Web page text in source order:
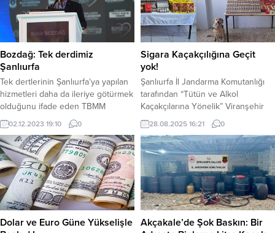
Bozdağ: Tek derdimiz
Şanlıurfa
Tek dertlerinin Şanlıurfa’ya yapılan
hizmetleri daha da ileriye götürmek
olduğunu ifade eden TBMM
Başkanvekili ve Şanlıurfa Milletvekili
Bekir Bozdağ, “Şanlıurfa’mız için
yararlı eserlerin hizmete
alınmasından sonra bu resmi
açılışında sizlerle birlikte olmaktan
Milletvekili arkadaşlarımız adına her
birinizi selamlamaktan büyük bir
onur duyduğumu ifade ediyor
hepinizi saygı ve sevgiyle
selamlıyorum. Şanlıurfa’mız...
02.12.2023 19:10 0
Sigara Kaçakçılığına Geçit
yok!
Şanlıurfa İl Jandarma Komutanlığı
tarafından “Tütün ve Alkol
Kaçakçılarına Yönelik” Viranşehir
ilçesinde “Şok Yol Araması”
uygulaması yaptı. Viranşehir
İlçesinde, Viranşehir İlçe J.K.lığı,
KOM Şb. Md.lüğü Ekipleri ve
hassas burunlu köpeklerin
katılımıyla gerçekleştirilen “Şok Yol
Araması” neticesinde; binlerce
paket kaçak sigara ele geçirildi.
“Şok Yol Araması” uygulamasında;
1.600 Adet Gümrük Kaçağı...
28.08.2025 16:21 0
Dolar ve Euro Güne Yükselişle
Akçakale’de Şok Baskın: Bir